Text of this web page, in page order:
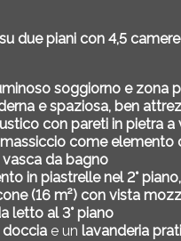
due piani con 4,5
soggiorno e zona
e spaziosa, ben
con pareti in pietra a
come elemento
vasca da bagno
in piastrelle nel 2°
(16 m²) con vista
letto al 3° piano
doccia e unlavanderia